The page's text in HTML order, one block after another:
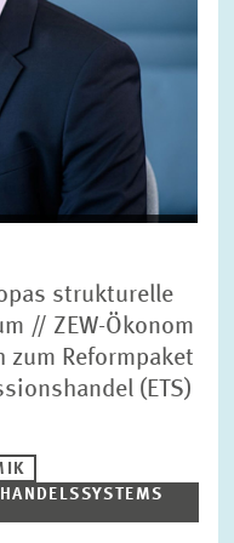
strukturelle
// ZEW-Ökonom
zum Reformpaket
(ETS)